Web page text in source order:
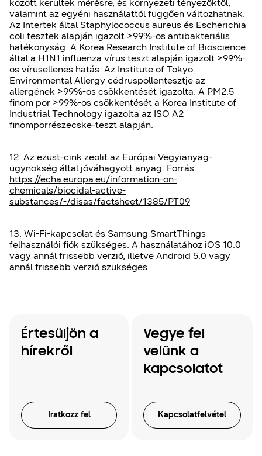
között kerültek mérésre, és környezeti tényezőktől,
valamint az egyéni használattól függően változhatnak.
Az Intertek által Staphylococcus aureus és Escherichia
coli tesztek alapján igazolt >99%-os antibakteriális
hatékonyság. A Korea Research Institute of Bioscience
által a H1N1 influenza vírus teszt alapján igazolt >99%-
os vírusellenes hatás. Az Institute of Tokyo
Environmental Allergy cédruspollentesztje az
allergének >99%-os csökkentését igazolta. A PM2.5
finom por >99%-os csökkentését a Korea Institute of
Industrial Technology igazolta az ISO A2
finomporrészecske-teszt alapján.
12. Az ezüst-cink zeolit az Európai Vegyianyag-
ügynökség által jóváhagyott anyag. Forrás:
https://echa.europa.eu/information-on-
chemicals/biocidal-active-
substances/-/disas/factsheet/1385/PT09
13. Wi-Fi-kapcsolat és Samsung SmartThings
felhasználói fiók szükséges. A használatához iOS 10.0
vagy annál frissebb verzió, illetve Android 5.0 vagy
annál frissebb verzió szükséges.
Értesüljön a
hírekről
Iratkozz fel
Vegye fel
velünk a
kapcsolatot
Kapcsolatfelvétel